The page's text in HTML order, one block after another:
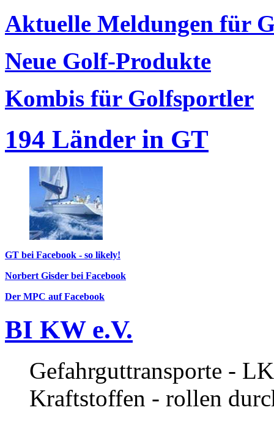
Aktuelle Meldungen für
Neue Golf-Produkte
Kombis für Golfsportler
194 Länder in GT
GT bei Facebook - so likely!
Norbert Gisder bei Facebook
Der MPC auf Facebook
BI KW e.V.
Gefahrguttransporte -
Kraftstoffen - rollen